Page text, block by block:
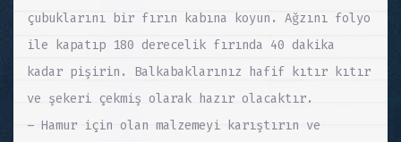
çubuklarını bir fırın kabına koyun. Ağzını folyo
ile kapatıp 180 derecelik fırında 40 dakika
kadar pişirin. Balkabaklarınız hafif kıtır kıtır
ve şekeri çekmiş olarak hazır olacaktır.
– Hamur için olan malzemeyi karıştırın ve